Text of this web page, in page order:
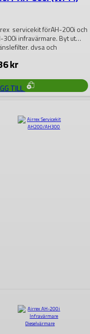
servicekit förAH-200i och
300i infravärmare. Byt ut
dysa och
kr
TILL
Servicekit